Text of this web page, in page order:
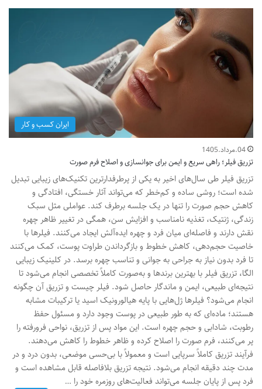
ایران کسب و کار
04.مرداد.1405
تزریق فیلر؛ راهی سریع و ایمن برای جوانسازی و اصلاح فرم صورت
تزریق فیلر طی سال‌های اخیر به یکی از پرطرفدارترین تکنیک‌های زیبایی تبدیل
شده است؛ روشی ساده و کم‌خطر که می‌تواند آثار خستگی، افتادگی و
کاهش حجم صورت را تنها در یک جلسه برطرف کند. عواملی مثل سبک
زندگی، ژنتیک، تغذیه نامناسب و افزایش سن، همگی در تغییر ظاهر چهره
نقش دارند و فاصله‌ای میان فرد و چهره ایده‌آلش ایجاد می‌کنند. فیلرها با
خاصیت حجم‌دهی، کاهش خطوط و بازگرداندن طراوت پوست، کمک می‌کنند
تا فرد بدون نیاز به جراحی به جوانی و تناسب چهره برسد. در کلینیک زیبایی
الگا، تزریق فیلر با بهترین برندها و به‌صورت کاملاً تخصصی انجام می‌شود تا
نتیجه‌ای طبیعی، ایمن و ماندگار حاصل شود. فیلر چیست و تزریق آن چگونه
انجام می‌شود؟ فیلرها ژل‌هایی با پایه هیالورونیک اسید یا ترکیبات مشابه
هستند؛ ماده‌ای که به طور طبیعی در پوست وجود دارد و مسئول حفظ
رطوبت، شادابی و حجم چهره است. این مواد پس از تزریق، نواحی فرورفته را
پر می‌کنند، فرم صورت را اصلاح کرده و ظاهر خطوط را کاهش می‌دهند.
فرآیند تزریق کاملاً سرپایی است و معمولاً با بی‌حسی موضعی، بدون درد و در
مدت چند دقیقه انجام می‌شود. نتیجه تزریق بلافاصله قابل مشاهده است و
فرد پس از پایان جلسه می‌تواند فعالیت‌های روزمره خود را …